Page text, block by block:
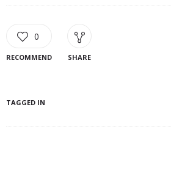
0
RECOMMEND SHARE
TAGGED IN